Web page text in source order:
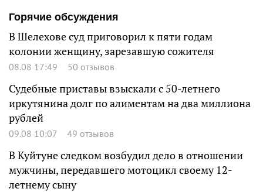
Горячие обсуждения
В Шелехове суд приговорил к пяти годам
колонии женщину, зарезавшую сожителя
08.08 17:49 50 отзывов
Судебные приставы взыскали с 50-летнего
иркутянина долг по алиментам на два миллиона
рублей
09.08 10:07 49 отзывов
В Куйтуне следком возбудил дело в отношении
мужчины, передавшего мотоцикл своему 12-
летнему сыну